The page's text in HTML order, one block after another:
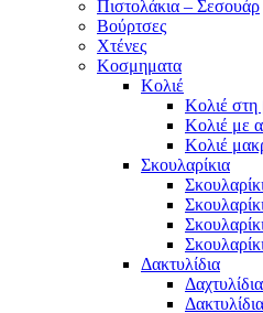
Πιστολάκια – Σεσουάρ
Βούρτσες
Χτένες
Κοσμηματα
Κολιέ
Κολιέ στη
Κολιέ με
Κολιέ
Σκουλαρίκια
Δακτυλίδια